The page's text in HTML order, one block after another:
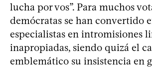
lucha por vos”. Para muchos
demócratas se han convertido
especialistas en intromisiones
inapropiadas, siendo quizá el
emblemático su insistencia en